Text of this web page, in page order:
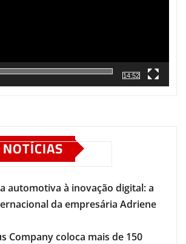
14:52
automotiva à inovação digital: a
da empresária Adriene
Company coloca mais de 150